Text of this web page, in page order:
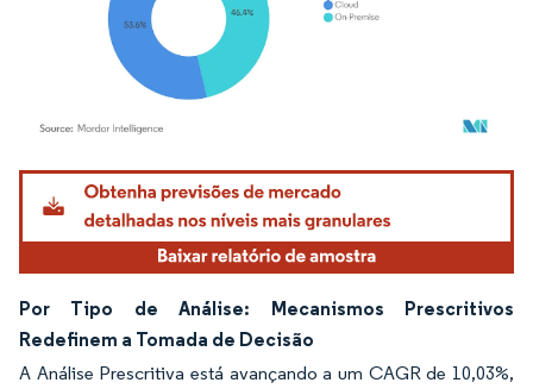
Imagem © Mordor Intelligence. O reuso requer atribuição conforme CC BY 4.0.
Por Tipo de Análise: Mecanismos Prescritivos
Redefinem a Tomada de Decisão
A Análise Prescritiva está avançando a um CAGR de 10,03%,